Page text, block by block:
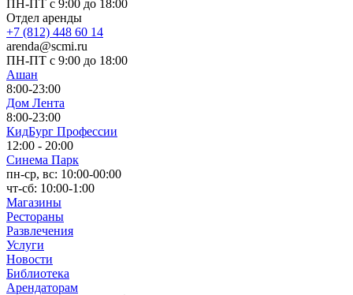
ПН-ПТ с 9:00 до 18:00
Отдел аренды
+7 (812) 448 60 14
arenda@scmi.ru
ПН-ПТ с 9:00 до 18:00
Ашан
8:00-23:00
Дом Лента
8:00-23:00
КидБург Профессии
12:00 - 20:00
Синема Парк
пн-ср, вс: 10:00-00:00
чт-сб: 10:00-1:00
Магазины
Рестораны
Развлечения
Услуги
Новости
Библиотека
Арендаторам